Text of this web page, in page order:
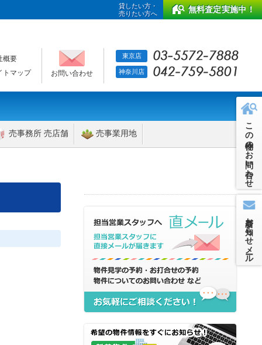
貸したい方・
売りたい方へ
無料査定実施中！
概要
トマップ
お問い合わせ
東京店
神奈川店
売事務所 売店舗 売事業用地 この物件のお問い合わせ
新着お知らせメール